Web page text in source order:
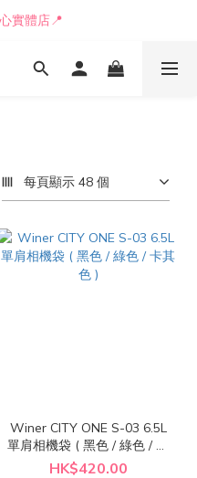
購表格🖋️📒
實體店📍
每頁顯示 48 個
Winer CITY ONE S-03 6.5L
單肩相機袋 ( 黑色 / 綠色 / 卡
其色 )
HK$420.00